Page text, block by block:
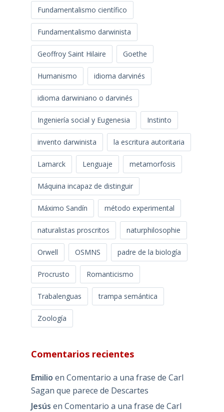
Fundamentalismo científico
Fundamentalismo darwinista
Geoffroy Saint Hilaire Goethe
Humanismo idioma darvinés
idioma darwiniano o darvinés
Ingeniería social y Eugenesia Instinto
invento darwinista la escritura autoritaria
Lamarck Lenguaje metamorfosis
Máquina incapaz de distinguir
Máximo Sandín método experimental
naturalistas proscritos naturphilosophie
Orwell OSMNS padre de la biología
Procrusto Romanticismo
Trabalenguas trampa semántica
Zoología
Comentarios recientes
Emilio en Comentario a una frase de Carl
Sagan que parece de Descartes
Jesús en Comentario a una frase de Carl